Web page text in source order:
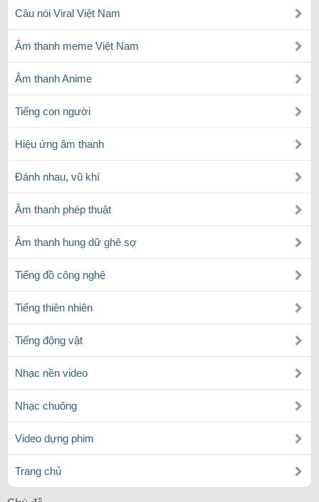
Câu nói Viral Việt Nam
Âm thanh meme Việt Nam
Âm thanh Anime
Tiếng con người
Hiệu ứng âm thanh
Đánh nhau, vũ khí
Âm thanh phép thuật
Âm thanh hung dữ ghê sợ
Tiếng đồ công nghệ
Tiếng thiên nhiên
Tiếng động vật
Nhạc nền video
Nhạc chuông
Video dựng phim
Trang chủ